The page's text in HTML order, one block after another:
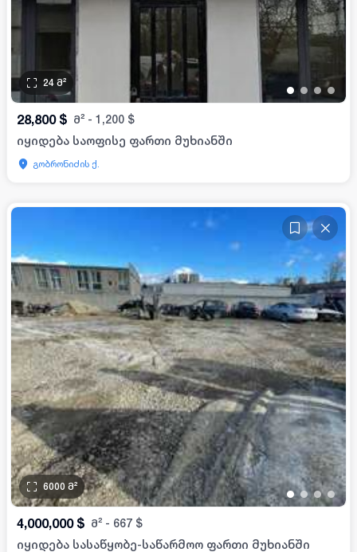
• • ••
24 მ²
28,800 $ მ² - 1,200 $
იყიდება საოფისე ფართი მუხიანში
გობრონიძის ქ.
••••
6000 მ²
4,000,000 $ მ² - 667 $
იყიდება სასაწყობე-საწარმოო ფართი მუხიანში